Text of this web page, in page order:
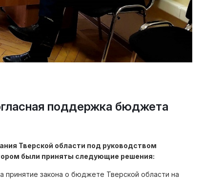
поддержка бюджета
Тверской области под руководством
были приняты следующие решения:
принятие закона о бюджете Тверской области на